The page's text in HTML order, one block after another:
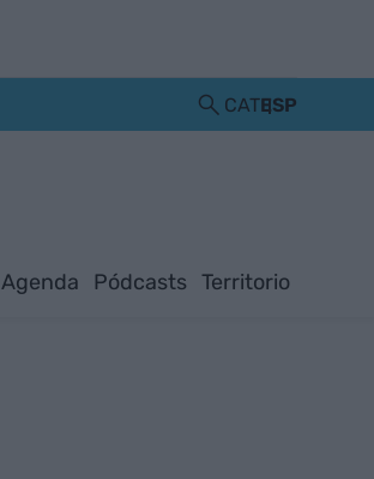
CATESP
Agenda Pódcasts Territorio